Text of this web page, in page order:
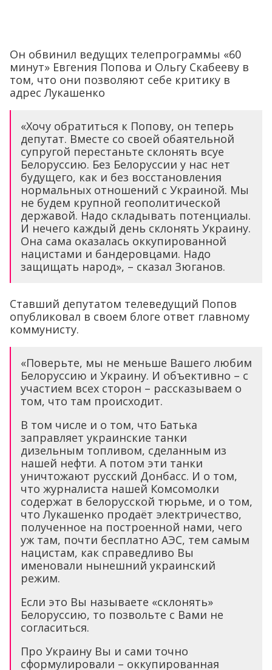
Он обвинил ведущих телепрограммы «60
минут» Евгения Попова и Ольгу Скабееву в
том, что они позволяют себе критику в
адрес Лукашенко
«Хочу обратиться к Попову, он теперь
депутат. Вместе со своей обаятельной
супругой перестаньте склонять всуе
Белоруссию. Без Белоруссии у нас нет
будущего, как и без восстановления
нормальных отношений с Украиной. Мы
не будем крупной геополитической
державой. Надо складывать потенциалы.
И нечего каждый день склонять Украину.
Она сама оказалась оккупированной
нацистами и бандеровцами. Надо
защищать народ», – сказал Зюганов.
Ставший депутатом телеведущий Попов
опубликовал в своем блоге ответ главному
коммунисту.
«Поверьте, мы не меньше Вашего любим
Белоруссию и Украину. И объективно – с
участием всех сторон – рассказываем о
том, что там происходит.
В том числе и о том, что Батька
заправляет украинские танки
дизельным топливом, сделанным из
нашей нефти. А потом эти танки
уничтожают русский Донбасс. И о том,
что журналиста нашей Комсомолки
содержат в белорусской тюрьме, и о том,
что Лукашенко продаёт электричество,
полученное на построенной нами, чего
уж там, почти бесплатно АЭС, тем самым
нацистам, как справедливо Вы
именовали нынешний украинский
режим.
Если это Вы называете «склонять»
Белоруссию, то позвольте с Вами не
согласиться.
Про Украину Вы и сами точно
сформулировали – оккупированная